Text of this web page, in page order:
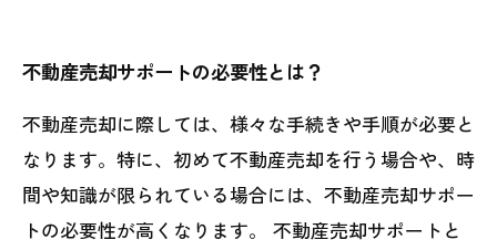
不動産売却サポートの必要性とは？
不動産売却に際しては、様々な手続きや手順が必要と
なります。特に、初めて不動産売却を行う場合や、時
間や知識が限られている場合には、不動産売却サポー
トの必要性が高くなります。 不動産売却サポートと